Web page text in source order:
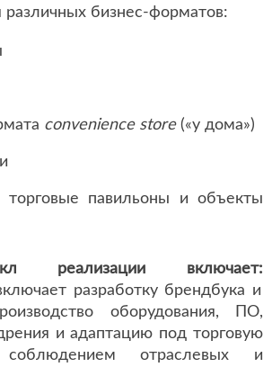
различных бизнес-форматов:
convenience store(«у дома»)
торговые павильоны и объекты
реализации включает:
разработку брендбука и
оборудования, ПО,
и адаптацию под торговую
отраслевых и